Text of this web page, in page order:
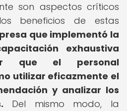
son aspectos críticos
beneficios de estas
que implementó la
exhaustiva
que el personal
utilizar eficazmente el
y analizar los
Del mismo modo, la